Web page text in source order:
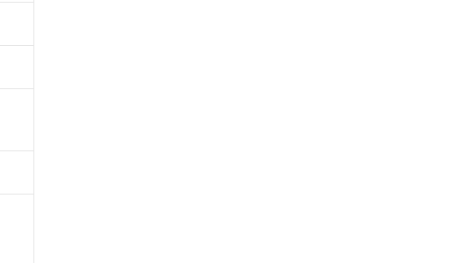
社および当社の共同利用者
利用することをご了承くだ
するものではありません。
間は出荷製品に未対応品が
限り、2022年1月12日よ
ル